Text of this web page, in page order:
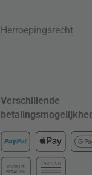
Herroepingsrecht
Verschillende
VOORUIT-
BETALING
FACTUUR